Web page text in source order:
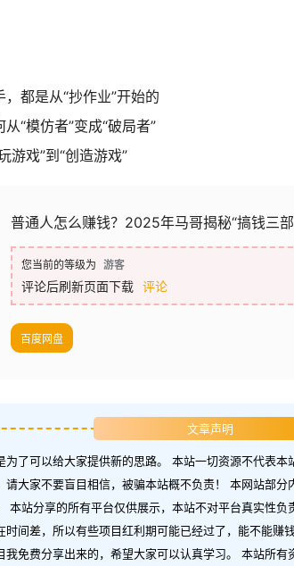
都是从“抄作业”开始的
“模仿者”变成“破局者”
戏”到“创造游戏”
普通人怎么赚钱？2025年马哥揭秘“搞钱三
您当前的等级为 游客
评论后刷新页面下载 评论
百度网盘
文章声明
了可以给大家提供新的思路。 本站一切资源不代表
请大家不要盲目相信，被骗本站概不负责！ 本网站部
本站分享的所有平台仅供展示，本站不对平台真实性
间差，所以有些项目红利期可能已经过了，能不能赚
我免费分享出来的，希望大家可以认真学习。 本站所